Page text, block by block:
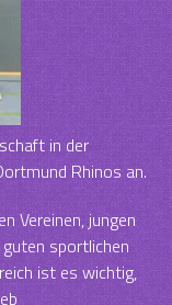
in der
Rhinos an.
Vereinen, jungen
sportlichen
ist es wichtig,